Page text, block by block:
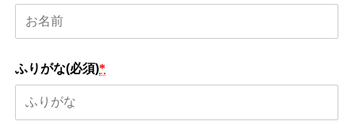
ふりがな(必須)*